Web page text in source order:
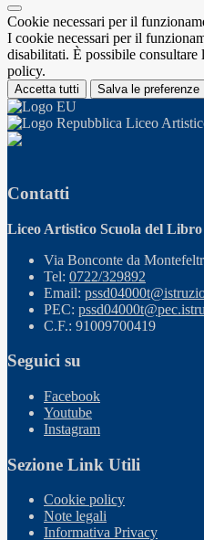
Cookie necessari per il
I cookie necessari per il
disabilitati. È possibile
policy.
Accetta tutti Salva le preferenze
Liceo
Contatti
Liceo Artistico Scuola del Libro
Via Bonconte da
Tel: 0722/329892
Email:
PEC:
C.F.: 91009700419
Seguici su
Facebook
Youtube
Instagram
Sezione Link Utili
Cookie policy
Note legali
Informativa Privacy